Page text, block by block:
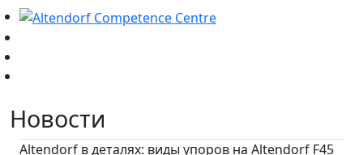
Новости
Altendorf в деталях: виды упоров на Altendorf F45